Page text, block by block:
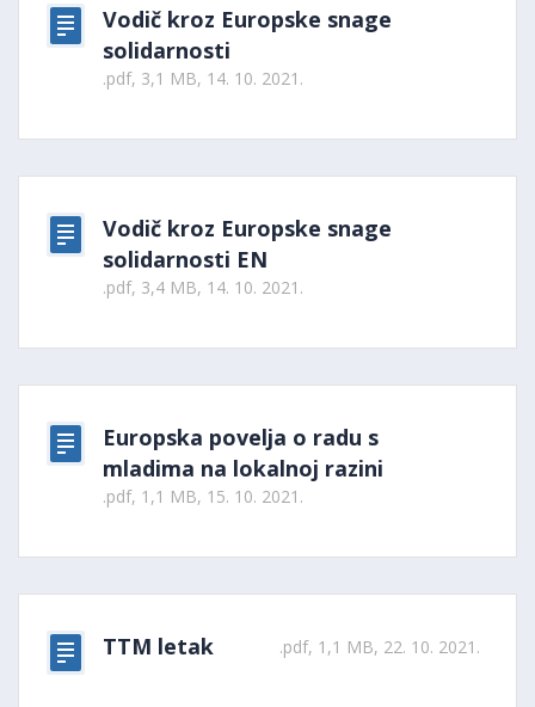
Vodič kroz Europske snage
solidarnosti
.pdf, 3,1 MB, 14. 10. 2021.
Vodič kroz Europske snage
solidarnosti EN
.pdf, 3,4 MB, 14. 10. 2021.
Europska povelja o radu s
mladima na lokalnoj razini
.pdf, 1,1 MB, 15. 10. 2021.
TTM letak .pdf, 1,1 MB, 22. 10. 2021.